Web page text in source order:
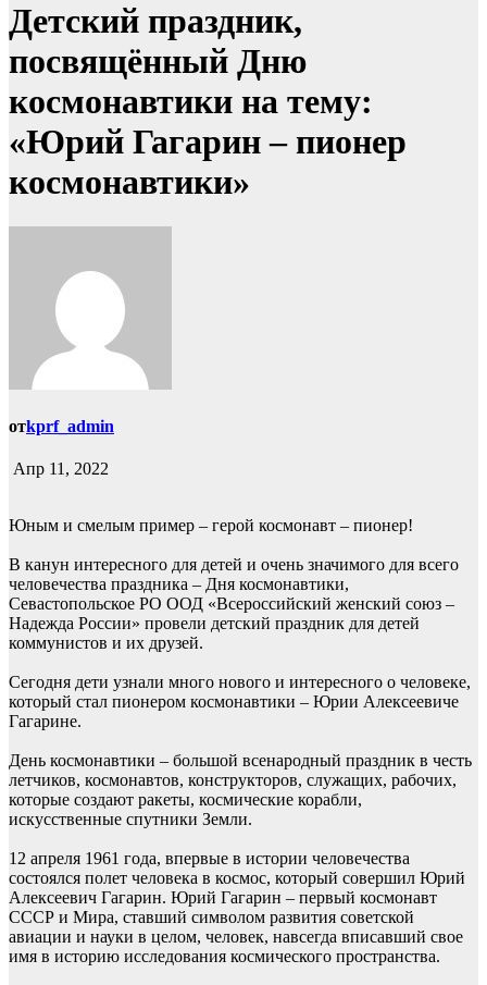
Детский праздник,
посвящённый Дню
космонавтики на тему:
«Юрий Гагарин – пионер
космонавтики»
отkprf_admin
Апр 11, 2022
Юным и смелым пример – герой космонавт – пионер!
В канун интересного для детей и очень значимого для всего
человечества праздника – Дня космонавтики,
Севастопольское РО ООД «Всероссийский женский союз –
Надежда России» провели детский праздник для детей
коммунистов и их друзей.
Сегодня дети узнали много нового и интересного о человеке,
который стал пионером космонавтики – Юрии Алексеевиче
Гагарине.
День космонавтики – большой всенародный праздник в честь
летчиков, космонавтов, конструкторов, служащих, рабочих,
которые создают ракеты, космические корабли,
искусственные спутники Земли.
12 апреля 1961 года, впервые в истории человечества
состоялся полет человека в космос, который совершил Юрий
Алексеевич Гагарин. Юрий Гагарин – первый космонавт
СССР и Мира, ставший символом развития советской
авиации и науки в целом, человек, навсегда вписавший свое
имя в историю исследования космического пространства.